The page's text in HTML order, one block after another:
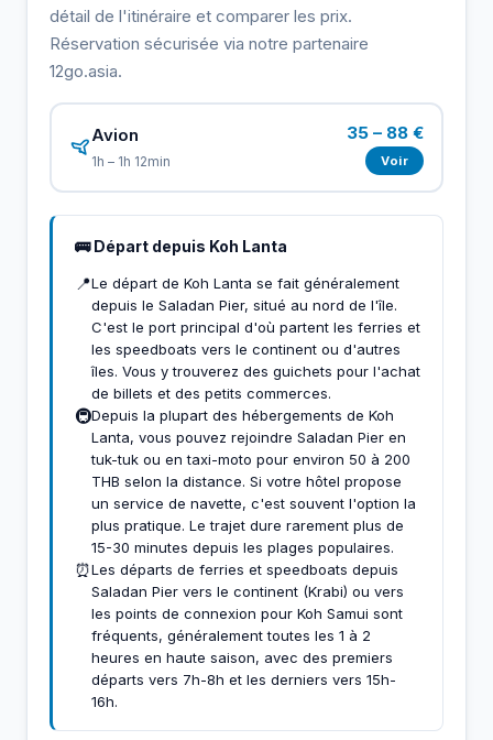
détail de l'itinéraire et comparer les prix.
Réservation sécurisée via notre partenaire
12go.asia.
Avion
1h – 1h 12min
35 – 88 €
Voir
🚌 Départ depuis Koh Lanta
📍Le départ de Koh Lanta se fait généralement
depuis le Saladan Pier, situé au nord de l'île.
C'est le port principal d'où partent les ferries et
les speedboats vers le continent ou d'autres
îles. Vous y trouverez des guichets pour l'achat
de billets et des petits commerces.
🚇Depuis la plupart des hébergements de Koh
Lanta, vous pouvez rejoindre Saladan Pier en
tuk-tuk ou en taxi-moto pour environ 50 à 200
THB selon la distance. Si votre hôtel propose
un service de navette, c'est souvent l'option la
plus pratique. Le trajet dure rarement plus de
15-30 minutes depuis les plages populaires.
⏰Les départs de ferries et speedboats depuis
Saladan Pier vers le continent (Krabi) ou vers
les points de connexion pour Koh Samui sont
fréquents, généralement toutes les 1 à 2
heures en haute saison, avec des premiers
départs vers 7h-8h et les derniers vers 15h-
16h.